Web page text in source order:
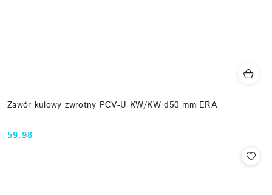
Zawór kulowy zwrotny PCV-U KW/KW d50 mm ERA
Cena:
59.98